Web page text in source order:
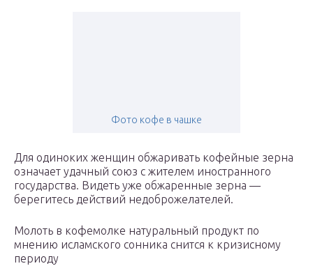
Фото кофе в чашке
Для одиноких женщин обжаривать кофейные зерна
означает удачный союз с жителем иностранного
государства. Видеть уже обжаренные зерна —
берегитесь действий недоброжелателей.
Молоть в кофемолке натуральный продукт по
мнению исламского сонника снится к кризисному
периоду